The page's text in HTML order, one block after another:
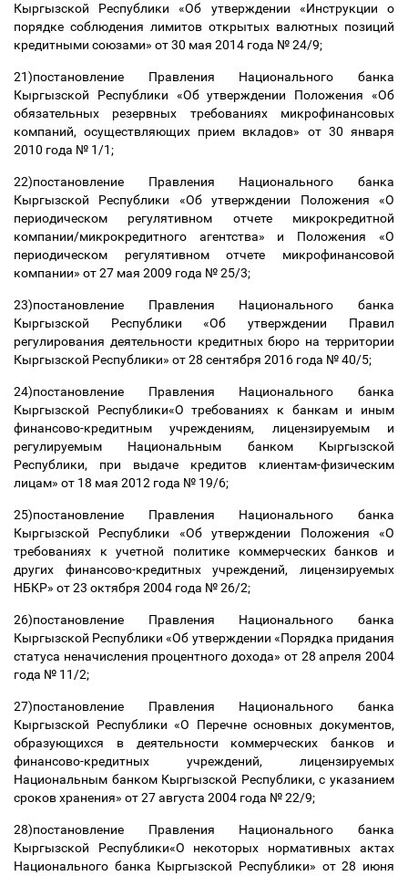
Кыргызской Республики «Об утверждении «Инструкции о
порядке соблюдения лимитов открытых валютных позиций
кредитными союзами» от 30 мая 2014 года № 24/9;
21)постановление Правления Национального банка
Кыргызской Республики «Об утверждении Положения «Об
обязательных резервных требованиях микрофинансовых
компаний, осуществляющих прием вкладов» от 30 января
2010 года № 1/1;
22)постановление Правления Национального банка
Кыргызской Республики «Об утверждении Положения «О
периодическом регулятивном отчете микрокредитной
компании/микрокредитного агентства» и Положения «О
периодическом регулятивном отчете микрофинансовой
компании» от 27 мая 2009 года № 25/3;
23)постановление Правления Национального банка
Кыргызской Республики «Об утверждении Правил
регулирования деятельности кредитных бюро на территории
Кыргызской Республики» от 28 сентября 2016 года № 40/5;
24)постановление Правления Национального банка
Кыргызской Республики«О требованиях к банкам и иным
финансово-кредитным учреждениям, лицензируемым и
регулируемым Национальным банком Кыргызской
Республики, при выдаче кредитов клиентам-физическим
лицам» от 18 мая 2012 года № 19/6;
25)постановление Правления Национального банка
Кыргызской Республики «Об утверждении Положения «О
требованиях к учетной политике коммерческих банков и
других финансово-кредитных учреждений, лицензируемых
НБКР» от 23 октября 2004 года № 26/2;
26)постановление Правления Национального банка
Кыргызской Республики «Об утверждении «Порядка придания
статуса неначисления процентного дохода» от 28 апреля 2004
года № 11/2;
27)постановление Правления Национального банка
Кыргызской Республики «О Перечне основных документов,
образующихся в деятельности коммерческих банков и
финансово-кредитных учреждений, лицензируемых
Национальным банком Кыргызской Республики, с указанием
сроков хранения» от 27 августа 2004 года № 22/9;
28)постановление Правления Национального банка
Кыргызской Республики«О некоторых нормативных актах
Национального банка Кыргызской Республики» от 28 июня